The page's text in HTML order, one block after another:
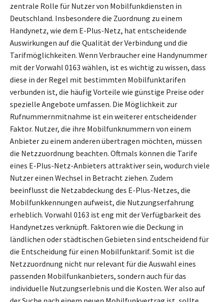
zentrale Rolle für Nutzer von Mobilfunkdiensten in
Deutschland. Insbesondere die Zuordnung zu einem
Handynetz, wie dem E-Plus-Netz, hat entscheidende
Auswirkungen auf die Qualität der Verbindung und die
Tarifmöglichkeiten. Wenn Verbraucher eine Handynummer
mit der Vorwahl 0163 wählen, ist es wichtig zu wissen, dass
diese in der Regel mit bestimmten Mobilfunktarifen
verbunden ist, die häufig Vorteile wie günstige Preise oder
spezielle Angebote umfassen. Die Möglichkeit zur
Rufnummernmitnahme ist ein weiterer entscheidender
Faktor. Nutzer, die ihre Mobilfunknummern von einem
Anbieter zu einem anderen übertragen möchten, müssen
die Netzzuordnung beachten. Oftmals können die Tarife
eines E-Plus-Netz-Anbieters attraktiver sein, wodurch viele
Nutzer einen Wechsel in Betracht ziehen. Zudem
beeinflusst die Netzabdeckung des E-Plus-Netzes, die
Mobilfunkkennungen aufweist, die Nutzungserfahrung
erheblich. Vorwahl 0163 ist eng mit der Verfügbarkeit des
Handynetzes verknüpft. Faktoren wie die Deckung in
ländlichen oder städtischen Gebieten sind entscheidend für
die Entscheidung für einen Mobilfunktarif. Somit ist die
Netzzuordnung nicht nur relevant für die Auswahl eines
passenden Mobilfunkanbieters, sondern auch für das
individuelle Nutzungserlebnis und die Kosten. Wer also auf